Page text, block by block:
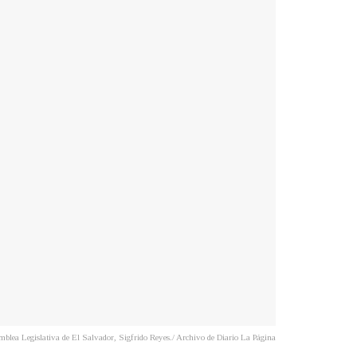
Legislativa de El Salvador, Sigfrido Reyes./ Archivo de Diario La Página